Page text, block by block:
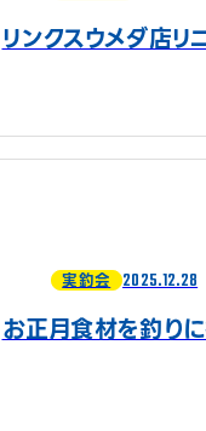
リンクスウメダ店
実釣会 2025.12.28
お正月食材を釣り